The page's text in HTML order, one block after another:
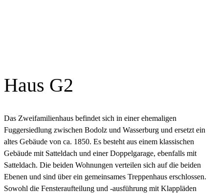
Haus G2
Das Zweifamilienhaus befindet sich in einer ehemaligen
Fuggersiedlung zwischen Bodolz und Wasserburg und ersetzt ein
altes Gebäude von ca. 1850. Es besteht aus einem klassischen
Gebäude mit Satteldach und einer Doppelgarage, ebenfalls mit
Satteldach. Die beiden Wohnungen verteilen sich auf die beiden
Ebenen und sind über ein gemeinsames Treppenhaus erschlossen.
Sowohl die Fensteraufteilung und -ausführung mit Klappläden